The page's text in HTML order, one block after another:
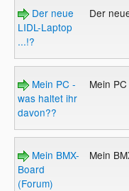
Der neue
LIDL-Laptop
...!?
Der
Mein PC -
was haltet ihr
davon??
Mein
Mein BMX-
Board
(Forum)
Mein